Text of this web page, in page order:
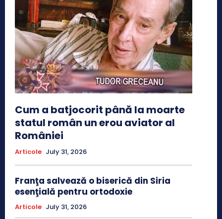
Cum a batjocorit până la moarte
statul român un erou aviator al
României
Articole July 31, 2026
Franţa salvează o biserică din Siria
esenţială pentru ortodoxie
Articole July 31, 2026